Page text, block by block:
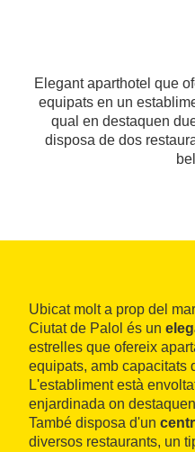
Elegant aparthotel que
equipats en un
qual en destaquen
disposa de dos
Ubicat molt a prop del
Ciutat de Palol és un
estrelles que ofereix
equipats, amb capacitats
L'establiment està
enjardinada on
També disposa d'un
diversos restaurants, un